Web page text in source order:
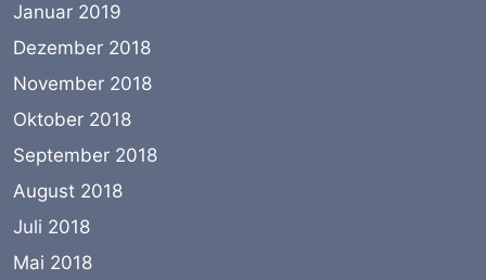
Januar 2019
Dezember 2018
November 2018
Oktober 2018
September 2018
August 2018
Juli 2018
Mai 2018